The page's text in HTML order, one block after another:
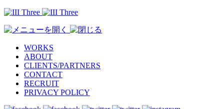
WORKS
ABOUT
CLIENTS/PARTNERS
CONTACT
RECRUIT
PRIVACY POLICY